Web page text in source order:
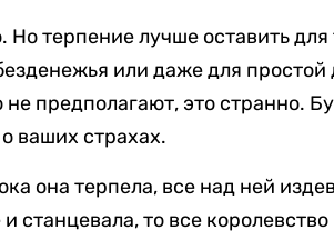
терпение лучше оставить
или даже для простой
не предполагают, это странно.
ваших страхах.
она терпела, все над ней
станцевала, то все